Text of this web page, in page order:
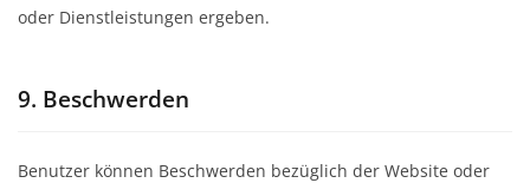
oder Dienstleistungen ergeben.
9. Beschwerden
Benutzer können Beschwerden bezüglich der Website oder